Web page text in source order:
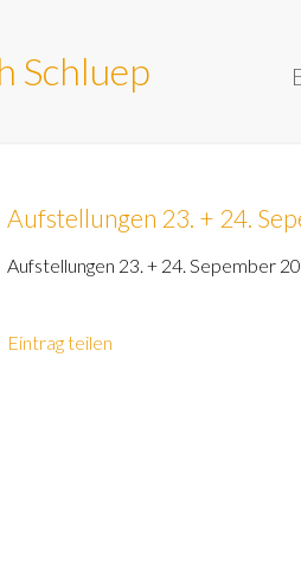
Schluep
Aufstellungen 23. + 24.
Aufstellungen 23. + 24. Sepember
Eintrag teilen